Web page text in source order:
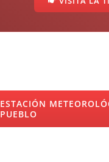
ESTACIÓN
PUEBLO